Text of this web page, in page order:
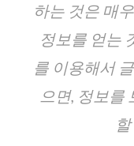
하는 것은 매
정보를 얻는
를 이용해서
으면, 정보를